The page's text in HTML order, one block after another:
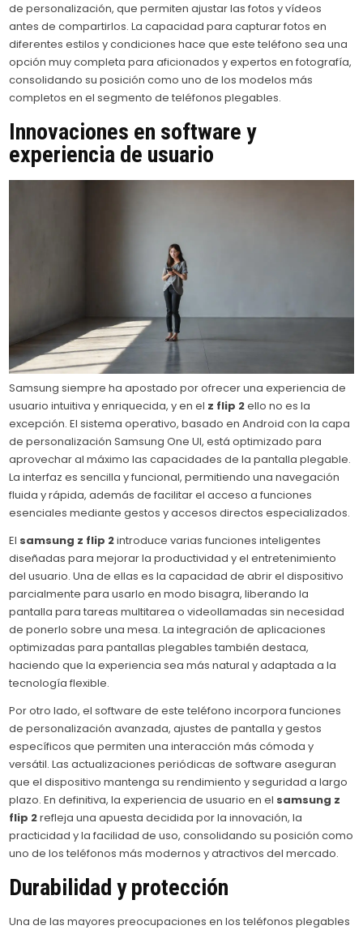
de personalización, que permiten ajustar las fotos y vídeos
antes de compartirlos. La capacidad para capturar fotos en
diferentes estilos y condiciones hace que este teléfono sea una
opción muy completa para aficionados y expertos en fotografía,
consolidando su posición como uno de los modelos más
completos en el segmento de teléfonos plegables.
Innovaciones en software y
experiencia de usuario
Samsung siempre ha apostado por ofrecer una experiencia de
usuario intuitiva y enriquecida, y en el z flip 2ello no es la
excepción. El sistema operativo, basado en Android con la capa
de personalización Samsung One UI, está optimizado para
aprovechar al máximo las capacidades de la pantalla plegable.
La interfaz es sencilla y funcional, permitiendo una navegación
fluida y rápida, además de facilitar el acceso a funciones
esenciales mediante gestos y accesos directos especializados.
El samsung z flip 2introduce varias funciones inteligentes
diseñadas para mejorar la productividad y el entretenimiento
del usuario. Una de ellas es la capacidad de abrir el dispositivo
parcialmente para usarlo en modo bisagra, liberando la
pantalla para tareas multitarea o videollamadas sin necesidad
de ponerlo sobre una mesa. La integración de aplicaciones
optimizadas para pantallas plegables también destaca,
haciendo que la experiencia sea más natural y adaptada a la
tecnología flexible.
Por otro lado, el software de este teléfono incorpora funciones
de personalización avanzada, ajustes de pantalla y gestos
específicos que permiten una interacción más cómoda y
versátil. Las actualizaciones periódicas de software aseguran
que el dispositivo mantenga su rendimiento y seguridad a largo
plazo. En definitiva, la experiencia de usuario en el samsung z
flip 2refleja una apuesta decidida por la innovación, la
practicidad y la facilidad de uso, consolidando su posición como
uno de los teléfonos más modernos y atractivos del mercado.
Durabilidad y protección
Una de las mayores preocupaciones en los teléfonos plegables